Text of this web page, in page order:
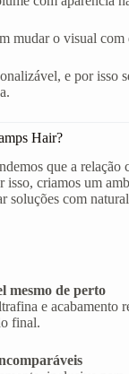
mudar o visual com
e por isso
Hair?
que a relação
isso, criamos um
soluções com
mesmo de perto
e acabamento
final.